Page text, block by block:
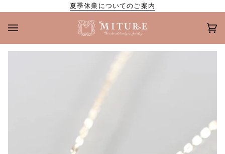
content
夏季休業についてのご案内
カ
ー